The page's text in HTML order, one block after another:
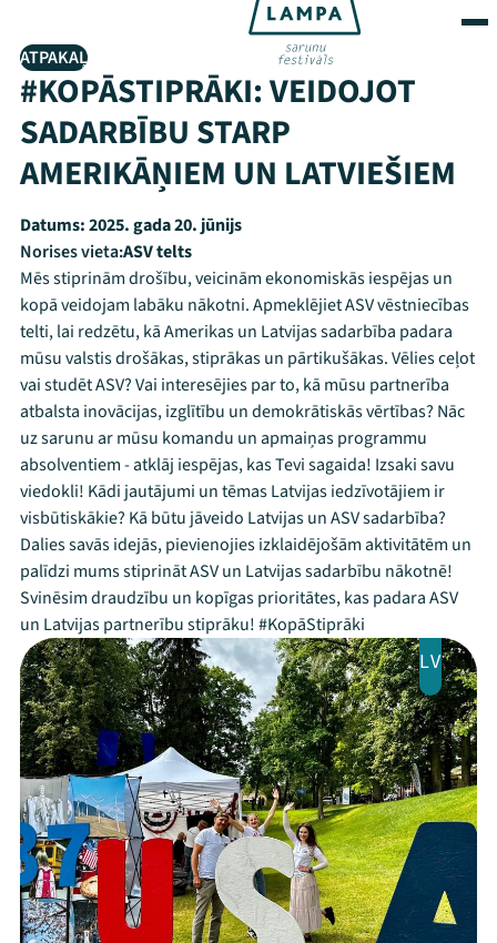
ATPAKAĻ
#KOPĀSTIPRĀKI: VEIDOJOT
SADARBĪBU STARP
AMERIKĀŅIEM UN LATVIEŠIEM
Datums:2025. gada 20. jūnijs
Norises vieta:ASV telts
Mēs stiprinām drošību, veicinām ekonomiskās iespējas un
kopā veidojam labāku nākotni. Apmeklējiet ASV vēstniecības
telti, lai redzētu, kā Amerikas un Latvijas sadarbība padara
mūsu valstis drošākas, stiprākas un pārtikušākas. Vēlies ceļot
vai studēt ASV? Vai interesējies par to, kā mūsu partnerība
atbalsta inovācijas, izglītību un demokrātiskās vērtības? Nāc
uz sarunu ar mūsu komandu un apmaiņas programmu
absolventiem - atklāj iespējas, kas Tevi sagaida! Izsaki savu
viedokli! Kādi jautājumi un tēmas Latvijas iedzīvotājiem ir
visbūtiskākie? Kā būtu jāveido Latvijas un ASV sadarbība?
Dalies savās idejās, pievienojies izklaidējošām aktivitātēm un
palīdzi mums stiprināt ASV un Latvijas sadarbību nākotnē!
Svinēsim draudzību un kopīgas prioritātes, kas padara ASV
un Latvijas partnerību stiprāku! #KopāStiprāki
LV